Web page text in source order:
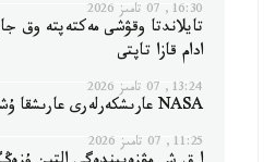
16:30, 07 تامىز 2026
تايلاندتا وقۋشى مەكتەپتە وق
ادام قازا تاپتى
13:24, 07 تامىز 2026
NASA عارىشكەرلەرى عارىشقا ۇشتى
11:25, 07 تامىز 2026